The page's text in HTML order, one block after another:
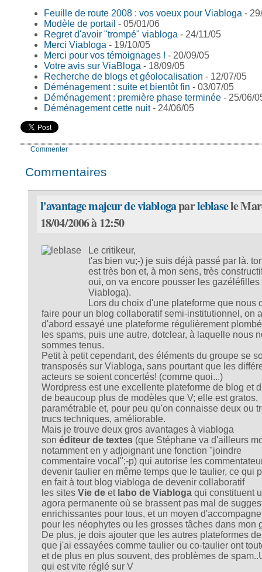
Feuille de route 2008 : vos voeux pour Viabloga -
Modèle de portail - 05/01/06
Regret d'avoir "trompé" viabloga - 24/11/05
Merci Viabloga - 19/10/05
Merci pour vos témoignages ! - 20/09/05
Votre avis sur ViaBloga - 18/09/05
Recherche de blogs et géolocalisation - 12/07/05
Déménagement : suite et bientôt fin - 03/07/05
Déménagement : première phase terminée - 25/06/
Déménagement cette nuit- 24/06/05
Commenter
Commentaires
l'avantage majeur de viablogaparleblasele
18/04/2006 à 12:50
Le critikeur,
t'as bien vu;-) je suis déjà passé par là.
est très bon et, à mon sens, très
oui, on va encore pousser les gazéléfilles
Viabloga).
Lors du choix d'une plateforme que nous
faire pour un blog collaboratif semi-institutionnel, on
d'abord essayé une plateforme régulièrement
les spams, puis une autre, dotclear, à laquelle nous
sommes tenus.
Petit à petit cependant, des éléments du groupe se
transposés sur Viabloga, sans pourtant que les
acteurs se soient concertés! (comme quoi...)
Wordpress est une excellente plateforme de blog et
de beaucoup plus de modèles que V; elle est gratos,
paramétrable et, pour peu qu'on connaisse deux ou
trucs techniques, améliorable.
Mais je trouve deux gros avantages à viabloga
son éditeur de textes(que Stéphane va d'ailleurs
notamment en y adjoignant une fonction "joindre
commentaire vocal";-p) qui autorise les
devenir taulier en même temps que le taulier, ce qui
en fait à tout blog viabloga de devenir collaboratif
les sites Vie deet labo de Viabloga qui constituent
agora permanente où se brassent pas mal de
enrichissantes pour tous, et un moyen
pour les néophytes ou les grosses tâches dans mon
De plus, je dois ajouter que les autres plateformes
que j'ai essayées comme taulier ou co-taulier ont
et de plus en plus souvent, des problèmes de
qui est vite réglé sur V